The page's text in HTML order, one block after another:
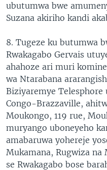
ubutumwa bwe
Suzana akiriho kandi
8. Tugeze ku butumwa
Rwakagabo Gervais
ahahoze ari muri
wa Ntarabana
Biziyaremye
Congo-Brazzaville,
Moukongo, 119 rue,
muryango uboneyeho
amabaruwa yohereje
Mukamana, Rugwiza na
se Rwakagabo bose